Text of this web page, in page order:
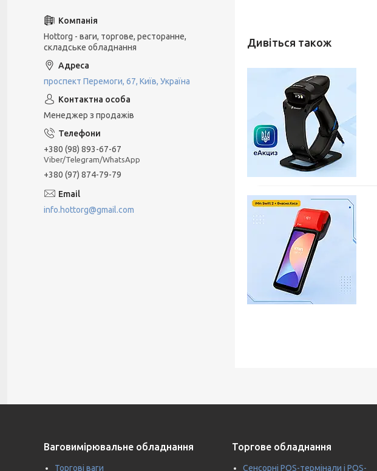
Hottorg - ваги, торгове, ресторанне,
складське обладнання
проспект Перемоги, 67, Київ, Україна
Менеджер з продажів
+380 (98) 893-67-67
Viber/Telegram/WhatsApp
+380 (97) 874-79-79
info.hottorg@gmail.com
Ваговимірювальне обладнання
Торгові ваги
Торгове обладнання
Сенсорні POS-термінали і POS-